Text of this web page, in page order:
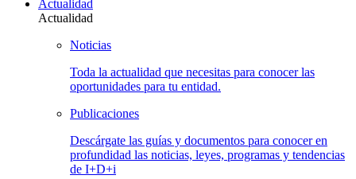
Actualidad
Actualidad
Noticias
Toda la actualidad que necesitas para conocer las
oportunidades para tu entidad.
Publicaciones
Descárgate las guías y documentos para conocer en
profundidad las noticias, leyes, programas y tendencias
de I+D+i